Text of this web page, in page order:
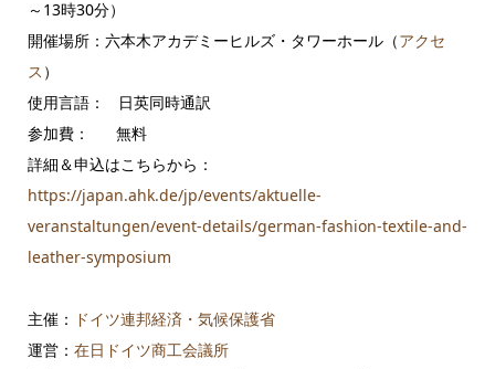
～13時30分）
開催場所：六本木アカデミーヒルズ・タワーホール（アクセ
ス ）
使用言語： 日英同時通訳
参加費： 無料
詳細＆申込はこちらから：
https://japan.ahk.de/jp/events/aktuelle-
veranstaltungen/event-details/german-fashion-textile-and-
leather-symposium
主催： ドイツ連邦経済・気候保護省
運営： 在日ドイツ商工会議所